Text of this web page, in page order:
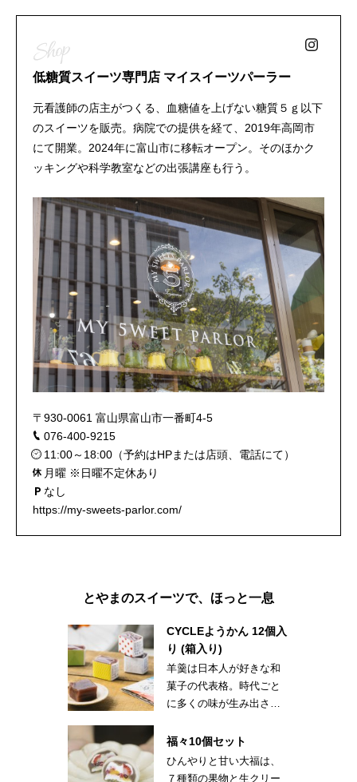
低糖質スイーツ専門店 マイスイーツパーラー
元看護師の店主がつくる、血糖値を上げない糖質５ｇ以下
のスイーツを販売。病院での提供を経て、2019年高岡市
にて開業。2024年に富山市に移転オープン。そのほかク
ッキングや科学教室などの出張講座も行う。
〒930-0061 富山県富山市一番町4-5
076-400-9215
11:00～18:00（予約はHPまたは店頭、電話にて）
月曜 ※日曜不定休あり
なし
https://my-sweets-parlor.com/
とやまのスイーツで、ほっと一息
CYCLEようかん 12個入
り (箱入り)
羊羹は日本人が好きな和
菓子の代表格。時代ごと
に多くの味が生み出され
まれた「CYCLEようか
ん」も、きっと未来のス
タンダードになる。
福々10個セット
ひんやりと甘い大福は、
７種類の果物と生クリー